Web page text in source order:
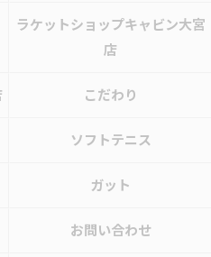
ラケットショップキャビン大宮
店
こだわり
ソフトテニス
ガット
お問い合わせ